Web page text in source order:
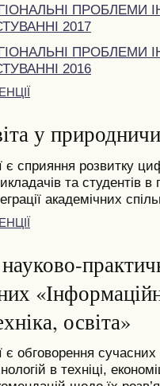
ПРОБЛЕМИ
2017
ПРОБЛЕМИ
2016
у
сприяння розвитку
та студентів
академічних
освіта»
є обговорення
в техніці,